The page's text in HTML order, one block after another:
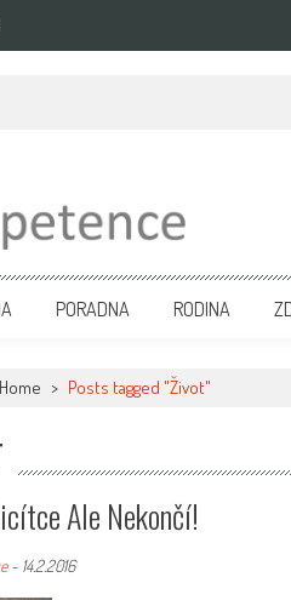
Media. Vydáme vaše tiskové zprávy na
PORADNA RODINA
Home > Posts tagged "Život"
Ale Nekončí!
- 14.2.2016